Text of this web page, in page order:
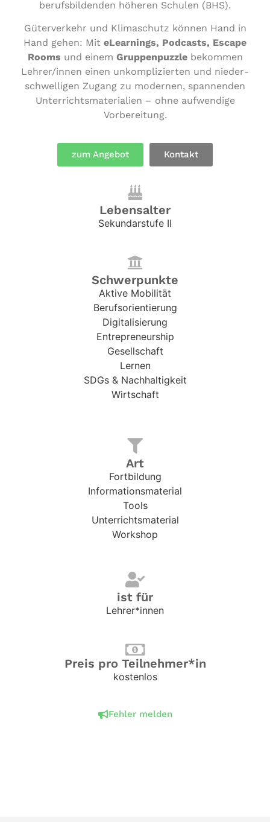
berufs­bil­den­den höheren Schulen (BHS).
Güter­ver­kehr und Kli­ma­schutz können Hand in
Hand gehen: Mit eLear­nings, Podcasts, Escape
Rooms und einem Grup­pen­puz­zlebekommen
Lehrer/​innen einen unkom­pli­zier­ten und nie­der­
schwel­li­gen Zugang zu modernen, span­nen­den
Unter­richts­ma­te­ria­li­en – ohne auf­wen­di­ge
Vorbereitung.
zum Angebot Kontakt
Lebensalter
Sekundarstufe II
Schwerpunkte
Aktive Mobilität
Berufsorientierung
Digitalisierung
Entrepreneurship
Gesellschaft
Lernen
SDGs & Nachhaltigkeit
Wirtschaft
Art
Fortbildung
Informationsmaterial
Tools
Unterrichtsmaterial
Workshop
ist für
Lehrer*innen
Preis pro Teilnehmer*in
kostenlos
Fehler melden